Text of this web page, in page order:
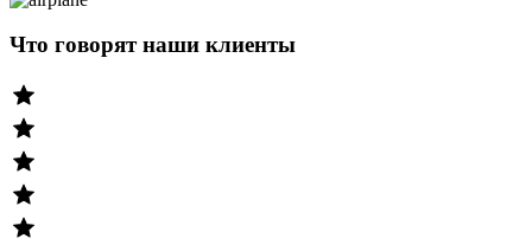
Что говорят наши клиенты